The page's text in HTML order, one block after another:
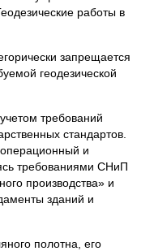
работы в
запрещается
геодезической
требований
стандартов.
и
требованиями СНиП
производства» и
зданий и
полотна, его